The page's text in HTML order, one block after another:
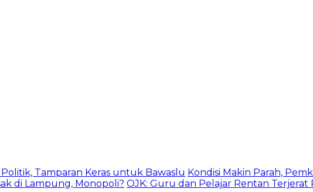
Tamparan Keras untuk Bawaslu Kondisi Makin Parah,
di Lampung, Monopoli? OJK: Guru dan Pelajar Rentan